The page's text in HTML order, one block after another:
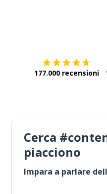
177.000 recensioni
Cerca
piacciono
Impara a parlare